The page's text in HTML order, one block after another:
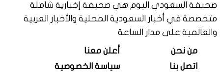
صحيفة السعودي اليوم هي صحيفة إخبارية شاملة
متخصصة في أخبار السعودية المحلية والأخبار العربية
والعالمية على مدار الساعة
من نحن
أعلن معنا
اتصل بنا
سياسة الخصوصية